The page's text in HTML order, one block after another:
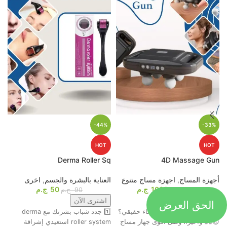
-33%
HOT
4D Massage Gun
أجهزة المساج, اجهزة مساج متنوع
1099 ج.م
اشترى الآن
جاهز تحول التعب لاسترخاء حقيقي؟
😍💆‍♂️ وأخيرًا، وصل أقوى جهاز مساج
-44%
HOT
Derma Roller Sq
العناية بالبشرة والجسم, اخرى
90 ج.م 50 ج.م
اشترى الآن
1️⃣ جدد شباب بشرتك مع derma
roller system استعيدي إشراقة
الحق العرض